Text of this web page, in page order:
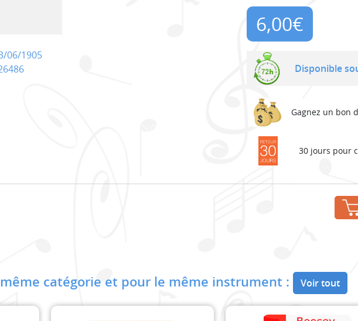
06/1905
6,00€
Disponible
Gagnez un bon
30 jours pour
catégorie et pour le même instrument : Voir tout